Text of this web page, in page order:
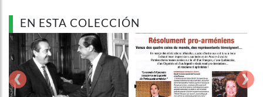
EN ESTA COLECCIÓN
‹ ›